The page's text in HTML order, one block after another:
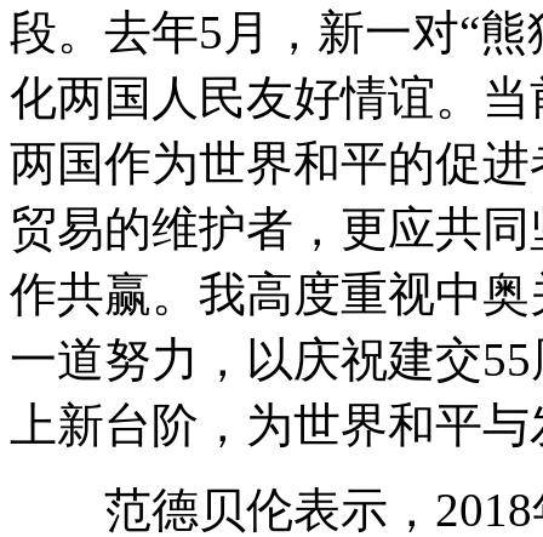
段。去年5月，新一对“
化两国人民友好情谊。
两国作为世界和平的促
贸易的维护者，更应共
作共赢。我高度重视中
一道努力，以庆祝建交
上新台阶，为世界和平
范德贝伦表示，2018